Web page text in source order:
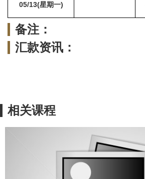
05/13(星期一)
备注：
汇款资讯：
相关课程